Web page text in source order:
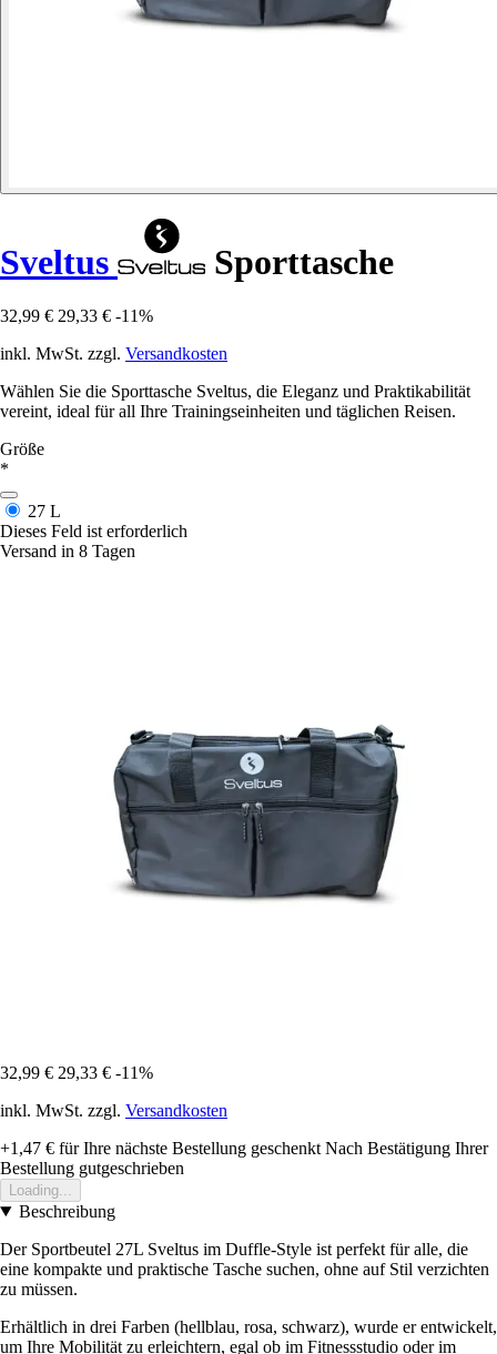
Sveltus Sporttasche
32,99 € 29,33 € -11%
inkl. MwSt. zzgl. Versandkosten
Wählen Sie die Sporttasche Sveltus, die Eleganz und Praktikabilität
vereint, ideal für all Ihre Trainingseinheiten und täglichen Reisen.
Größe
*
27 L
Dieses Feld ist erforderlich
Versand in 8 Tagen
32,99 € 29,33 € -11%
inkl. MwSt. zzgl. Versandkosten
+1,47 € für Ihre nächste Bestellung geschenkt Nach Bestätigung Ihrer
Bestellung gutgeschrieben
Loading...
Beschreibung
Der Sportbeutel 27L Sveltus im Duffle-Style ist perfekt für alle, die
eine kompakte und praktische Tasche suchen, ohne auf Stil verzichten
zu müssen.
Erhältlich in drei Farben (hellblau, rosa, schwarz), wurde er entwickelt,
um Ihre Mobilität zu erleichtern, egal ob im Fitnessstudio oder im